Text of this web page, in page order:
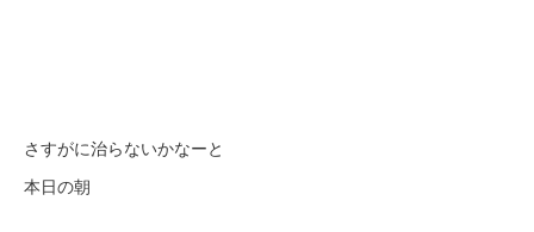
さすがに治らないかなーと
本日の朝